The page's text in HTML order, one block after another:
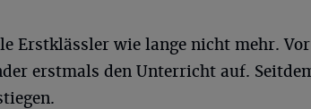
Erstklässler wie lange nicht mehr.
erstmals den Unterricht auf.